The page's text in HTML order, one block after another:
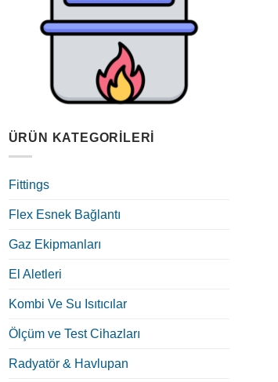
ÜRÜN KATEGORILERI
Fittings
Flex Esnek Bağlantı
Gaz Ekipmanları
El Aletleri
Kombi Ve Su Isıtıcılar
Ölçüm ve Test Cihazları
Radyatör & Havlupan